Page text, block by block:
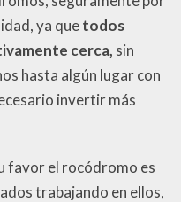
ya quetodos
cerca, sin
hasta algún lugar con
invertir más
favor el rocódromo es
trabajando en ellos,